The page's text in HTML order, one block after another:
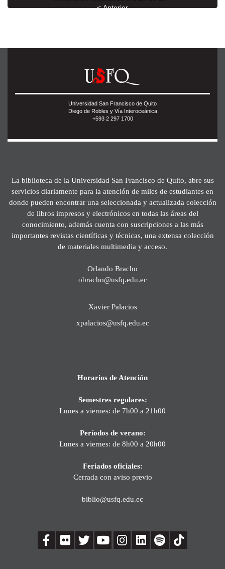
< Anterior
Universidad San Francisco de Quito
Diego de Robles y Vía Interoceánica
+593 2 297 1700
La biblioteca de la Universidad San Francisco de Quito, abre sus
servicios diariamente para la atención de miles de estudiantes en
donde pueden encontrar una seleccionada y actualizada colección
de libros impresos y electrónicos en todas las áreas del
conocimiento, además cuenta con suscripciones a las más
importantes revistas científicas y técnicas, una extensa colección
de materiales multimedia y acceso.
Orlando Bracho
obracho@usfq.edu.ec
Xavier Palacios
xpalacios@usfq.edu.ec
Horarios de Atención
Semestres regulares:
Lunes a viernes: de 7h00 a 21h00
Períodos de verano:
Lunes a viernes: de 8h00 a 20h00
Feriados oficiales:
Cerrada con aviso previo
biblio@usfq.edu.ec